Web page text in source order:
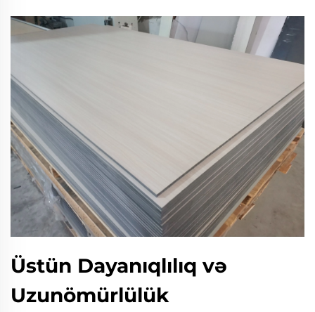
Üstün Dayanıqlılıq və
Uzunömürlülük